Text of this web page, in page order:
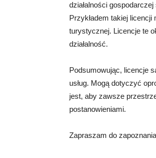
działalności
Przykładem takiej
turystycznej. Licencje te
działalność.
Podsumowując, licencje
usług. Mogą dotyczyć
jest, aby zawsze
postanowieniami.
Zapraszam do